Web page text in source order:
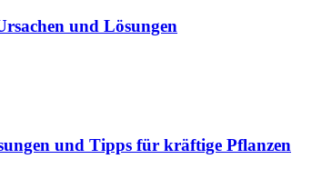
und Lösungen
und Tipps für kräftige Pflanzen